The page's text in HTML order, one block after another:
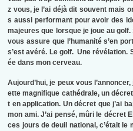
z vous, je l’ai déjà dit souvent mais
s aussi performant pour avoir des
majeures que lorsque je joue au
vous assure que l’humanité s’en
s’est avéré. Le golf. Une révélation.
ée dans mon cerveau.
Aujourd’hui, je peux vous
ette magnifique cathédrale, un
t en application. Un décret que j’ai
mon ami. J’ai pensé, mûri le décret
ces jours de deuil national, c’était le